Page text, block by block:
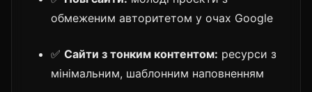
обмеженим авторитетом у очах Google
✅ Сайти з тонким контентом: ресурси з
мінімальним, шаблонним наповненням